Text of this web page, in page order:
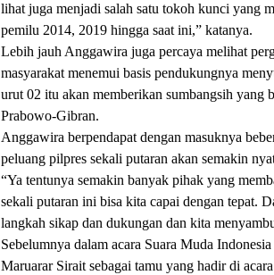
lihat juga menjadi salah satu tokoh kunci yang
pemilu 2014, 2019 hingga saat ini,” katanya.
Lebih jauh Anggawira juga percaya melihat
masyarakat menemui basis pendukungnya
urut 02 itu akan memberikan sumbangsih yang
Prabowo-Gibran.
Anggawira berpendapat dengan masuknya
peluang pilpres sekali putaran akan semakin
“Ya tentunya semakin banyak pihak yang
sekali putaran ini bisa kita capai dengan tepat.
langkah sikap dan dukungan dan kita
Sebelumnya dalam acara Suara Muda
Maruarar Sirait sebagai tamu yang hadir di